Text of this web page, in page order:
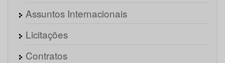
Assuntos Internacionais
Licitações
Contratos